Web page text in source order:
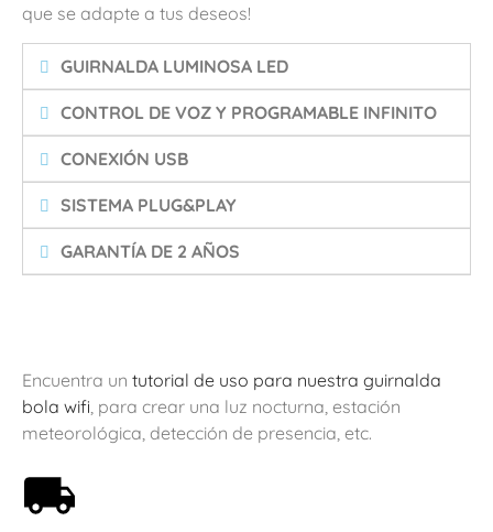
que se adapte a tus deseos!
GUIRNALDA LUMINOSA LED
CONTROL DE VOZ Y PROGRAMABLE INFINITO
CONEXIÓN USB
SISTEMA PLUG&PLAY
GARANTÍA DE 2 AÑOS
Encuentra un tutorial de uso para nuestra guirnalda
bola wifi , para crear una luz nocturna, estación
meteorológica, detección de presencia, etc.